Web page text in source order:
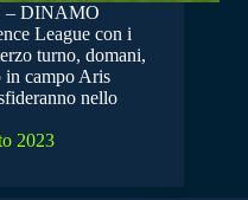
– DINAMO
League con i
turno, domani,
in campo Aris
nello
2023